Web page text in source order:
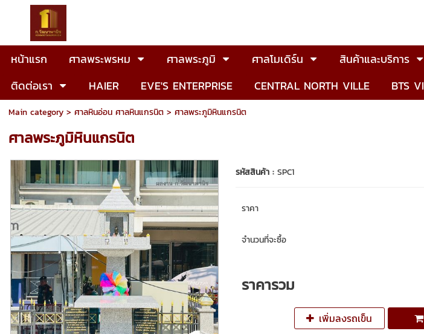
หน้าแรก ศาลพระพรหม ศาลพระภูมิ ศาลโมเดิร์น สินค้าและบริการ
ติดต่อเรา
HAIER EVE'S ENTERPRISE CENTRAL NORTH VILLE BTS
Main category> ศาลหินอ่อน ศาลหินแกรนิต> ศาลพระภูมิหินแกรนิต
ศาลพระภูมิหินแกรนิต
รหัสสินค้า : SPC1
ราคา
จำนวนที่จะซื้อ
ราคารวม
เพิ่มลงรถเข็น